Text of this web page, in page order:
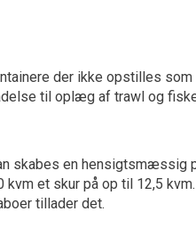
der ikke opstilles som
til oplæg af trawl og
skabes en hensigtsmæssig
et skur på op til 12,5
tillader det.